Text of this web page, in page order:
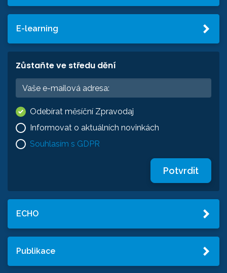
E-learning
Zůstaňte ve středu dění
Odebírat měsíční Zpravodaj
Informovat o aktuálních novinkách
Souhlasím s GDPR
Potvrdit
ECHO
Publikace